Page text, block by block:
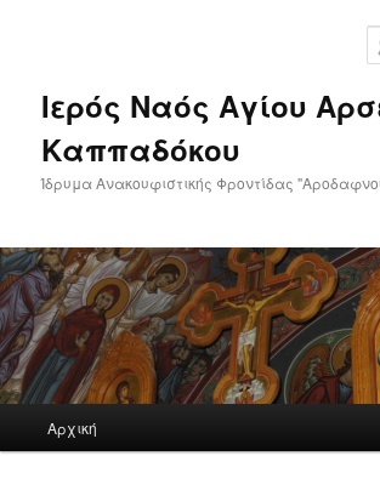
Ιερός Ναός Αγίου
Καππαδόκου
Ίδρυμα Ανακουφιστικής Φροντίδας
Αρχική